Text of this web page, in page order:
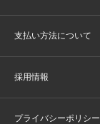
支払い方法について
採用情報
プライバシーポリシー